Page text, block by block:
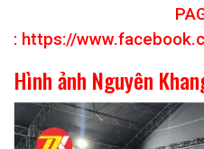
: https://
Hình ảnh Nguyên